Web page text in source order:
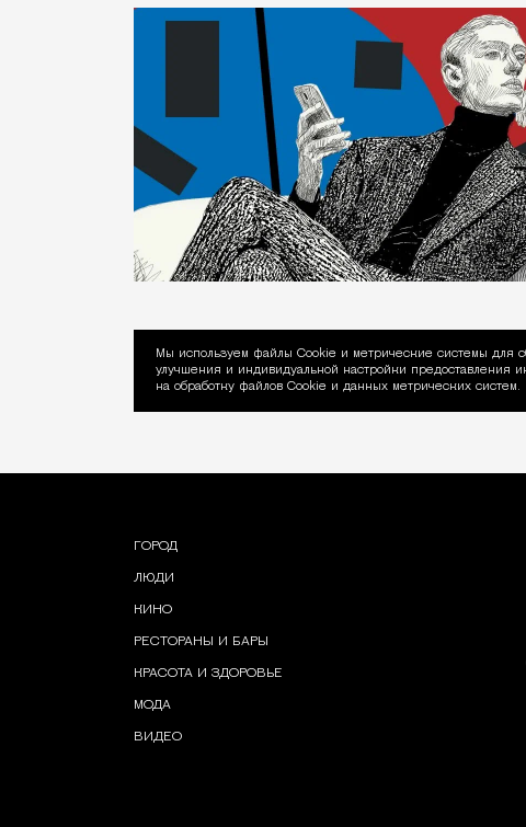
Уведомление об
Мы используем файлы Сookie и метрические системы для
улучшения и индивидуальной настройки предоставления
на обработку файлов Cookie и данных метрических систем.
ГОРОД
ЛЮДИ
КИНО
РЕСТОРАНЫ И БАРЫ
КРАСОТА И ЗДОРОВЬЕ
МОДА
ВИДЕО